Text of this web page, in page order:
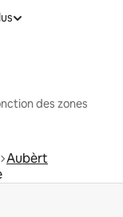
des zones
Aubèrt